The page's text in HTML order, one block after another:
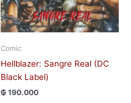
Comic
Hellblazer: Sangre Real (DC
Black Label)
₲ 190.000